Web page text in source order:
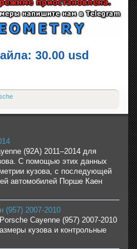
30.00 usd
(92A) 2011–2014 для
С помощью этих данных
кузова, с последующей
автомобилей Порше Каен
(957) 2007-2010
Cayenne (957) 2007-2010
кузова и контрольные